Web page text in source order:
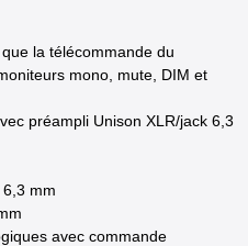
la télécommande du
mono, mute, DIM et
préampli Unison XLR/jack 6,3
mm
avec commande